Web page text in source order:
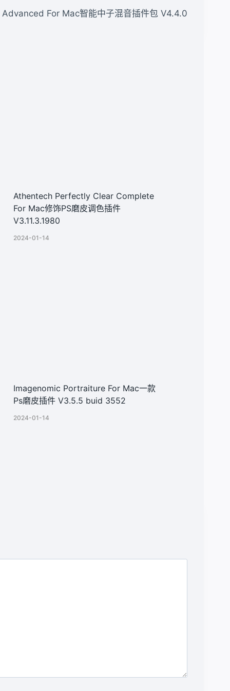
For Mac智能中子混音插件包 V4.4.0
Athentech Perfectly Clear Complete
For Mac修饰PS磨皮调色插件
V3.11.3.1980
2024-01-14
Imagenomic Portraiture For Mac一款
Ps磨皮插件 V3.5.5 buid 3552
2024-01-14